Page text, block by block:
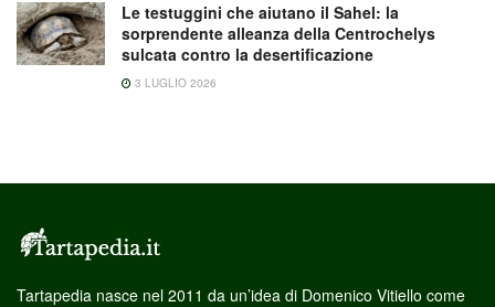
Le testuggini che aiutano il Sahel: la
sorprendente alleanza della Centrochelys
sulcata contro la desertificazione
3 LUGLIO 2026
Tartapedia nasce nel 2011 da un’idea di Domenico Vitiello come